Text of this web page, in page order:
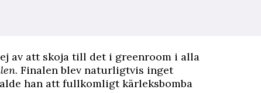
av att skoja till det i greenroom i alla
. Finalen blev naturligtvis inget
han att fullkomligt kärleksbomba